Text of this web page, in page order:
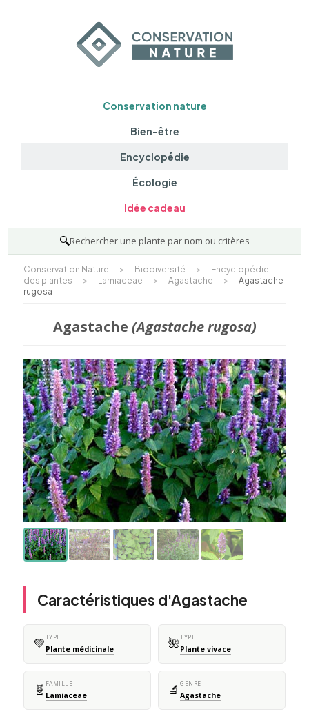
Conservation nature
Bien-être
Encyclopédie
Écologie
Idée cadeau
🔍Rechercher une plante par nom ou critères
Conservation Nature > Biodiversité >
Encyclopédie
des plantes
> Lamiaceae > Agastache >
Agastache
rugosa
Agastache (Agastache rugosa)
Caractéristiques d'Agastache
💚TYPE
Plante médicinale 🌺TYPE
Plante vivace
🧬 FAMILLE
Lamiaceae 🔬 GENRE
Agastache